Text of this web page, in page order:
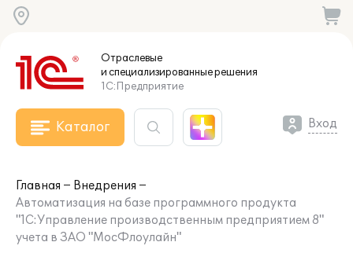
Отраслевые
и специализированныерешения
1С:Предприятие
Каталог Вход
Главная
Внедрения
Автоматизация на базе программного продукта
"1С:Управление производственным предприятием 8"
учета в ЗАО "МосФлоулайн"